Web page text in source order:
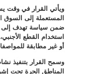
ويأتي القرار في وقت
ضمن سياسة تهدف إلى
استخدام القطع
أو غير مطابقة
وسمح القرار بتنفيذ
المناطق الحرة تحت